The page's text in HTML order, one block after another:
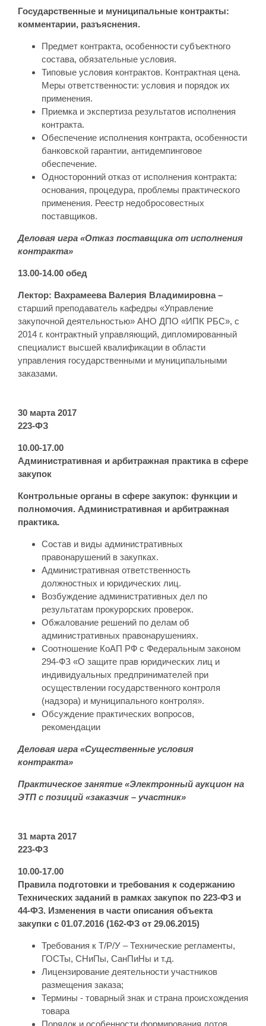
Государственные и муниципальные контракты:
комментарии, разъяснения.
Предмет контракта, особенности субъектного
состава, обязательные условия.
Типовые условия контрактов. Контрактная цена.
Меры ответственности: условия и порядок их
применения.
Приемка и экспертиза результатов исполнения
контракта.
Обеспечение исполнения контракта, особенности
банковской гарантии, антидемпинговое
обеспечение.
Односторонний отказ от исполнения контракта:
основания, процедура, проблемы практического
применения. Реестр недобросовестных
поставщиков.
Деловая игра «Отказ поставщика от исполнения
контракта»
13.00-14.00 обед
Лектор: Вахрамеева Валерия Владимировна –
старший преподаватель кафедры «Управление
закупочной деятельностью» АНО ДПО «ИПК РБС», с
2014 г. контрактный управляющий, дипломированный
специалист высшей квалификации в области
управления государственными и муниципальными
заказами.
30 марта 2017
223-ФЗ
10.00-17.00
Административная и арбитражная практика в сфере
закупок
Контрольные органы в сфере закупок: функции и
полномочия. Административная и арбитражная
практика.
Состав и виды административных
правонарушений в закупках.
Административная ответственность
должностных и юридических лиц.
Возбуждение административных дел по
результатам прокурорских проверок.
Обжалование решений по делам об
административных правонарушениях.
Соотношение КоАП РФ с Федеральным законом
294-ФЗ «О защите прав юридических лиц и
индивидуальных предпринимателей при
осуществлении государственного контроля
(надзора) и муниципального контроля».
Обсуждение практических вопросов,
рекомендации
Деловая игра «Существенные условия
контракта»
Практическое занятие «Электронный аукцион на
ЭТП с позиций «заказчик – участник»
31 марта 2017
223-ФЗ
10.00-17.00
Правила подготовки и требования к содержанию
Технических заданий в рамках закупок по 223-ФЗ и
44-ФЗ. Изменения в части описания объекта
закупки с 01.07.2016 (162-ФЗ от 29.06.2015)
Требования к Т/Р/У – Технические регламенты,
ГОСТы, СНиПы, СанПиНы и т.д.
Лицензирование деятельности участников
размещения заказа;
Термины - товарный знак и страна происхождения
товара